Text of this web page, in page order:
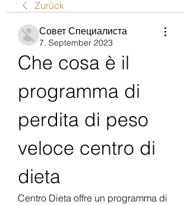
Zurück
Совет Специалиста
7. September 2023
Che cosa è il
programma di
perdita di peso
veloce centro di
dieta
Centro Dieta offre un programma di